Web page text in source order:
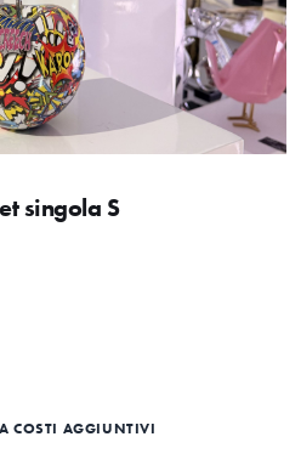
singola S
COSTI AGGIUNTIVI